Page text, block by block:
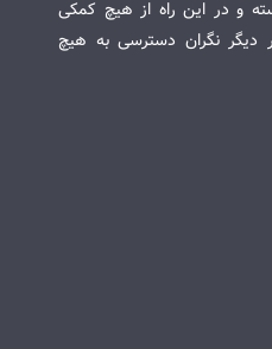
و در این راه از هیچ کمکی
دیگر نگران دسترسی به هیچ